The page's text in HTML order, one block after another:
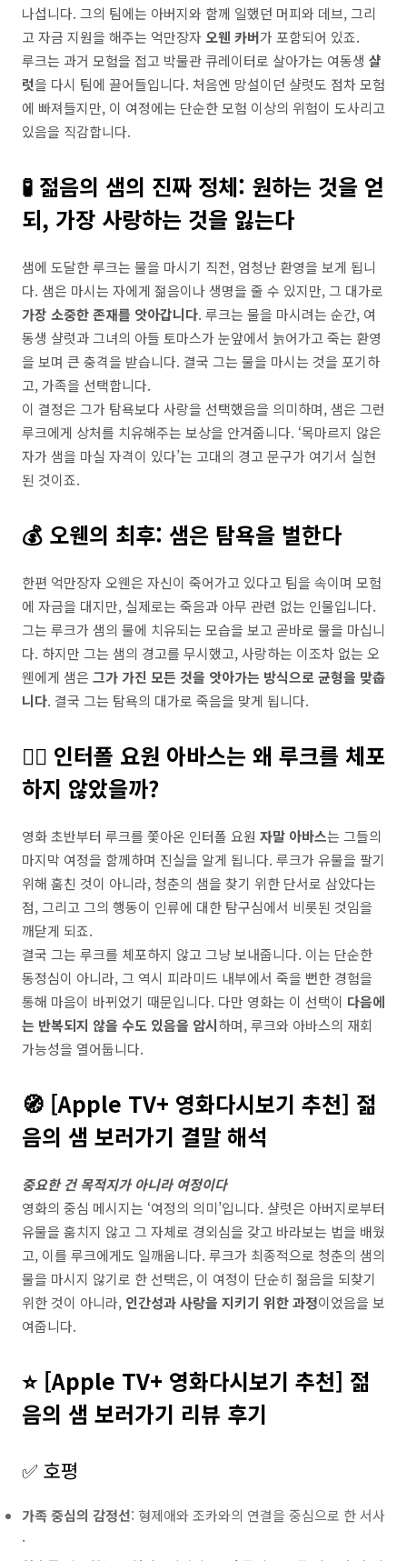
나섭니다. 그의 팀에는 아버지와 함께 일했던 머피와 데브, 그리
고 자금 지원을 해주는 억만장자오웬 카버가 포함되어 있죠.
루크는 과거 모험을 접고 박물관 큐레이터로 살아가는 여동생 샬
럿을 다시 팀에 끌어들입니다. 처음엔 망설이던 샬럿도 점차 모험
에 빠져들지만, 이 여정에는 단순한 모험 이상의 위험이 도사리고
있음을 직감합니다.
🧪 젊음의 샘의 진짜 정체: 원하는 것을 얻
되, 가장 사랑하는 것을 잃는다
샘에 도달한 루크는 물을 마시기 직전, 엄청난 환영을 보게 됩니
다. 샘은 마시는 자에게 젊음이나 생명을 줄 수 있지만, 그 대가로
가장 소중한 존재를 앗아갑니다. 루크는 물을 마시려는 순간, 여
동생 샬럿과 그녀의 아들 토마스가 눈앞에서 늙어가고 죽는 환영
을 보며 큰 충격을 받습니다. 결국 그는 물을 마시는 것을 포기하
고, 가족을 선택합니다.
이 결정은 그가 탐욕보다 사랑을 선택했음을 의미하며, 샘은 그런
루크에게 상처를 치유해주는 보상을 안겨줍니다. ‘목마르지 않은
자가 샘을 마실 자격이 있다’는 고대의 경고 문구가 여기서 실현
된 것이죠.
💰 오웬의 최후: 샘은 탐욕을 벌한다
한편 억만장자 오웬은 자신이 죽어가고 있다고 팀을 속이며 모험
에 자금을 대지만, 실제로는 죽음과 아무 관련 없는 인물입니다.
그는 루크가 샘의 물에 치유되는 모습을 보고 곧바로 물을 마십니
다. 하지만 그는 샘의 경고를 무시했고, 사랑하는 이조차 없는 오
웬에게 샘은 그가 가진 모든 것을 앗아가는 방식으로 균형을 맞춥
니다. 결국 그는 탐욕의 대가로 죽음을 맞게 됩니다.
👮‍♂️ 인터폴 요원 아바스는 왜 루크를 체포
하지 않았을까?
영화 초반부터 루크를 쫓아온 인터폴 요원 자말 아바스는 그들의
마지막 여정을 함께하며 진실을 알게 됩니다. 루크가 유물을 팔기
위해 훔친 것이 아니라, 청춘의 샘을 찾기 위한 단서로 삼았다는
점, 그리고 그의 행동이 인류에 대한 탐구심에서 비롯된 것임을
깨닫게 되죠.
결국 그는 루크를 체포하지 않고 그냥 보내줍니다. 이는 단순한
동정심이 아니라, 그 역시 피라미드 내부에서 죽을 뻔한 경험을
통해 마음이 바뀌었기 때문입니다. 다만 영화는 이 선택이 다음에
는 반복되지 않을 수도 있음을 암시하며, 루크와 아바스의 재회
가능성을 열어둡니다.
🧭 [Apple TV+ 영화다시보기 추천] 젊
음의 샘 보러가기 결말 해석
중요한 건 목적지가 아니라 여정이다
영화의 중심 메시지는 ‘여정의 의미’입니다. 샬럿은 아버지로부터
유물을 훔치지 않고 그 자체로 경외심을 갖고 바라보는 법을 배웠
고, 이를 루크에게도 일깨웁니다. 루크가 최종적으로 청춘의 샘의
물을 마시지 않기로 한 선택은, 이 여정이 단순히 젊음을 되찾기
위한 것이 아니라, 인간성과 사랑을 지키기 위한 과정이었음을 보
여줍니다.
⭐ [Apple TV+ 영화다시보기 추천] 젊
음의 샘 보러가기 리뷰 후기
✅ 호평
가족 중심의 감정선: 형제애와 조카와의 연결을 중심으로 한 서사
.